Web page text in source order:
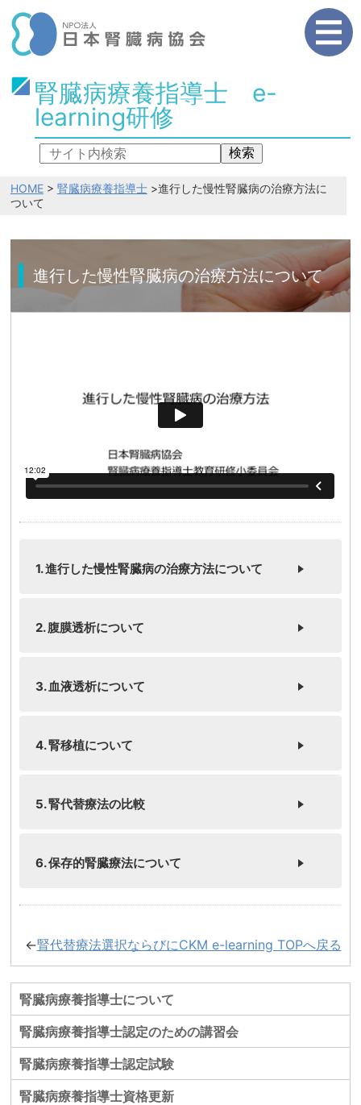
腎臓病療養指導士 e-
learning研修
検索
HOME> 腎臓病療養指導士>進行した慢性腎臓病の治療方法に
ついて
腎臓病療養指導士について
腎臓病療養指導士認定のための講習会
腎臓病療養指導士認定試験
腎臓病療養指導士資格更新
進行した慢性腎臓病の治療方法について
1. 進行した慢性腎臓病の治療方法について
2. 腹膜透析について
3. 血液透析について
4. 腎移植について
5. 腎代替療法の比較
6. 保存的腎臓療法について
←腎代替療法選択ならびにCKM e-learning TOPへ戻る